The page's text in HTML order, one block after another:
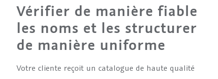
Vérifier de manière fiable
les noms et les structurer
de manière uniforme
Votre cliente reçoit un catalogue de haute qualité